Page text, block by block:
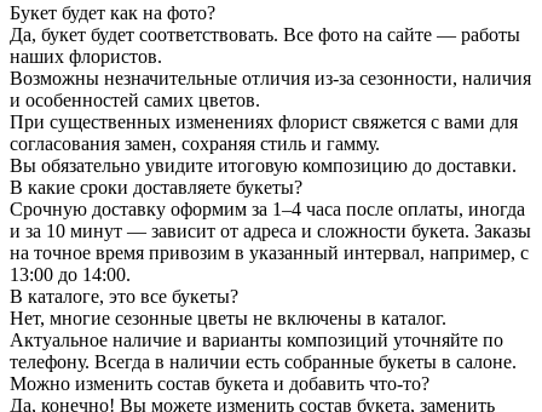
Букет будет как на фото?
Да, букет будет соответствовать. Все фото на сайте — работы
наших флористов.
Возможны незначительные отличия из-за сезонности, наличия
и особенностей самих цветов.
При существенных изменениях флорист свяжется с вами для
согласования замен, сохраняя стиль и гамму.
Вы обязательно увидите итоговую композицию до доставки.
В какие сроки доставляете букеты?
Срочную доставку оформим за 1–4 часа после оплаты, иногда
и за 10 минут — зависит от адреса и сложности букета. Заказы
на точное время привозим в указанный интервал, например, с
13:00 до 14:00.
В каталоге, это все букеты?
Нет, многие сезонные цветы не включены в каталог.
Актуальное наличие и варианты композиций уточняйте по
телефону. Всегда в наличии есть собранные букеты в салоне.
Можно изменить состав букета и добавить что-то?
Да, конечно! Вы можете изменить состав букета, заменить